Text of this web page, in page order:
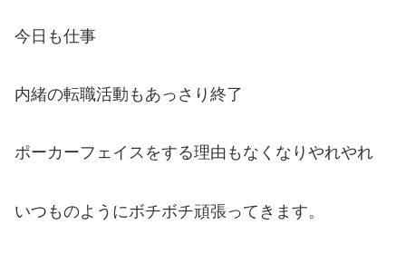
今日も仕事
内緒の転職活動もあっさり終了
ポーカーフェイスをする理由もなくなりやれやれ
いつものようにボチボチ頑張ってきます。